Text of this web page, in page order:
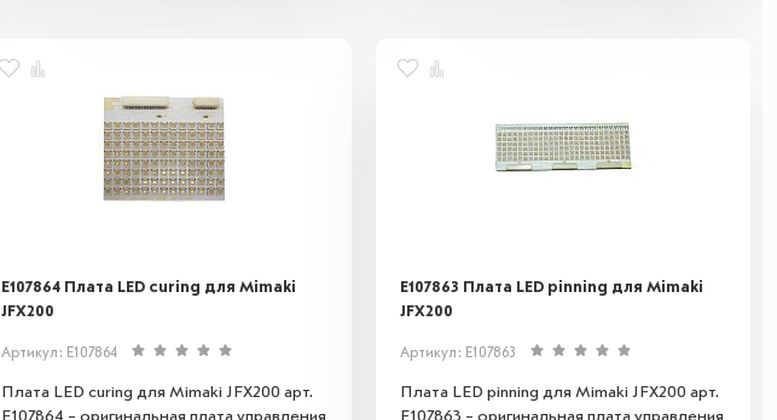
E107864 Плата LED curing для Mimaki
JFX200
Артикул: E107864
Плата LED curing для Mimaki JFX200 арт.
E107864 – оригинальная плата управления
E107863 Плата LED pinning для Mimaki
JFX200
Артикул: E107863
Плата LED pinning для Mimaki JFX200 арт.
E107863 – оригинальная плата управления